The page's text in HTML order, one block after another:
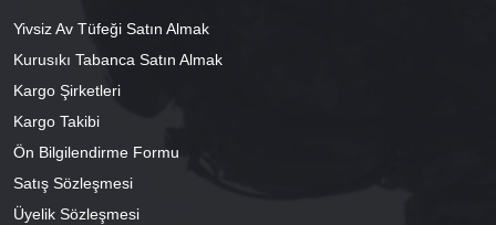
Yivsiz Av Tüfeği Satın Almak
Kurusıkı Tabanca Satın Almak
Kargo Şirketleri
Kargo Takibi
Ön Bilgilendirme Formu
Satış Sözleşmesi
Üyelik Sözleşmesi